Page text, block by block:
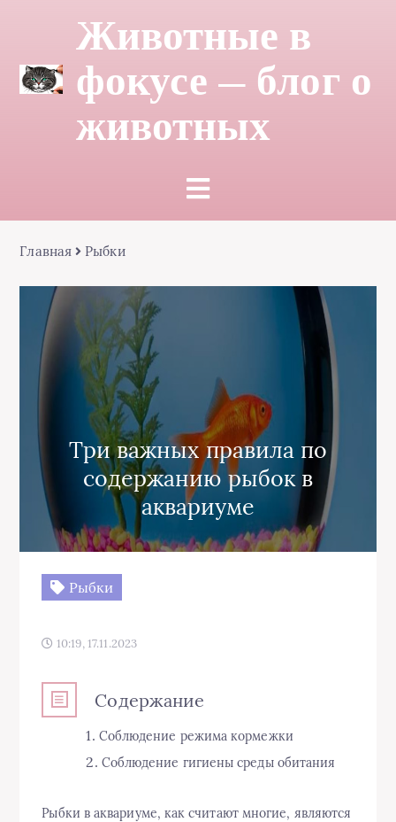
Животные в
фокусе — блог о
животных
Главная Рыбки
Три важных правила по
содержанию рыбок в
аквариуме
Рыбки
10:19, 17.11.2023
Содержание
Соблюдение режима кормежки
Соблюдение гигиены среды обитания
Рыбки в аквариуме, как считают многие, являются